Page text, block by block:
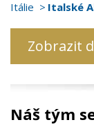
Itálie Italské
Zobrazit
Náš tým